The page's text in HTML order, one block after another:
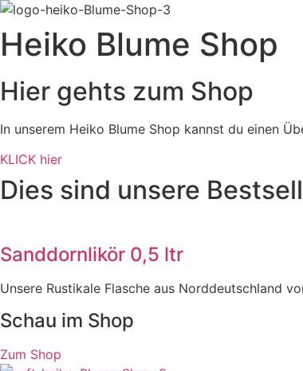
Heiko Blume Shop
Hier gehts zum Shop
In unserem Heiko Blume Shop kannst du einen
KLICK hier
Dies sind unsere
Sanddornlikör 0,5 ltr
Unsere Rustikale Flasche aus Norddeutschland
Schau im Shop
Zum Shop